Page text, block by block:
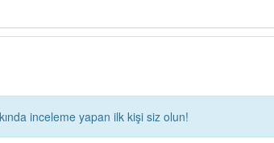
inceleme yapan ilk kişi siz olun!